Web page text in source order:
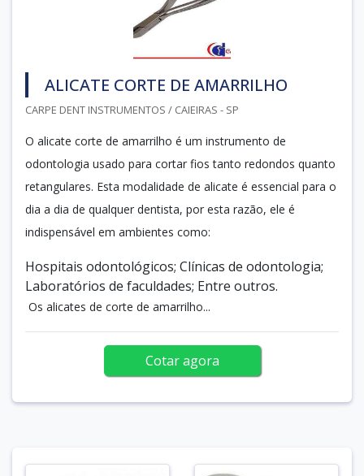
ALICATE CORTE DE AMARRILHO
CARPE DENT INSTRUMENTOS / CAIEIRAS - SP
O alicate corte de amarrilho é um instrumento de
odontologia usado para cortar fios tanto redondos quanto
retangulares. Esta modalidade de alicate é essencial para o
dia a dia de qualquer dentista, por esta razão, ele é
indispensável em ambientes como:
Hospitais odontológicos; Clínicas de odontologia;
Laboratórios de faculdades; Entre outros.
Os alicates de corte de amarrilho...
Cotar agora